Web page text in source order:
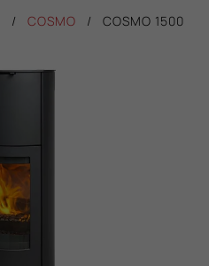
COSMO COSMO 1500